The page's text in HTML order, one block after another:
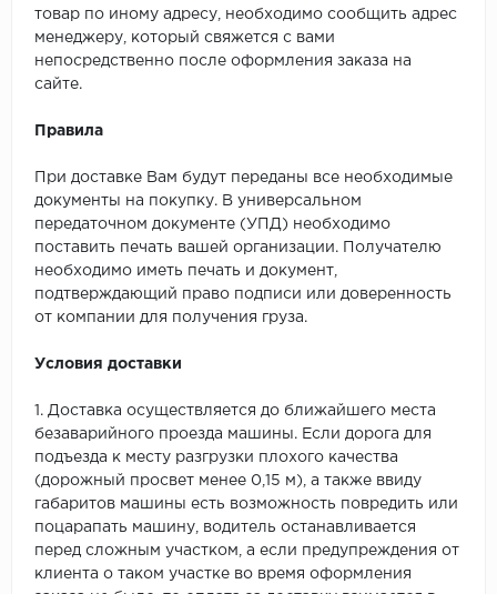
товар по иному адресу, необходимо сообщить адрес
менеджеру, который свяжется с вами
непосредственно после оформления заказа на
сайте.
Правила
При доставке Вам будут переданы все необходимые
документы на покупку. В универсальном
передаточном документе (УПД) необходимо
поставить печать вашей организации. Получателю
необходимо иметь печать и документ,
подтверждающий право подписи или доверенность
от компании для получения груза.
Условия доставки
1. Доставка осуществляется до ближайшего места
безаварийного проезда машины. Если дорога для
подъезда к месту разгрузки плохого качества
(дорожный просвет менее 0,15 м), а также ввиду
габаритов машины есть возможность повредить или
поцарапать машину, водитель останавливается
перед сложным участком, а если предупреждения от
клиента о таком участке во время оформления